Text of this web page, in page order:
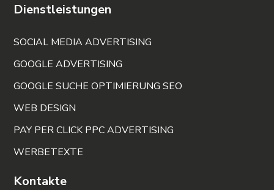
Dienstleistungen
SOCIAL MEDIA ADVERTISING
GOOGLE ADVERTISING
GOOGLE SUCHE OPTIMIERUNG SEO
WEB DESIGN
PAY PER CLICK PPC ADVERTISING
WERBETEXTE
Kontakte